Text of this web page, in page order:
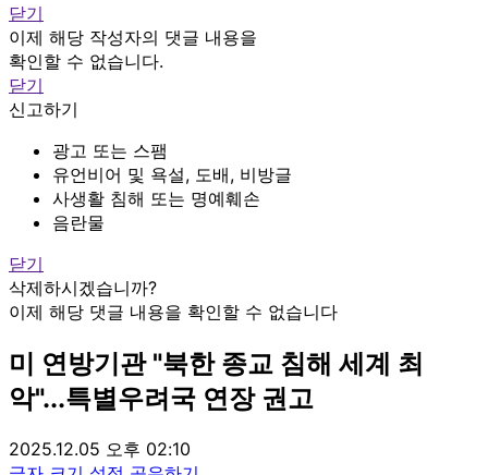
닫기
이제 해당 작성자의 댓글 내용을
확인할 수 없습니다.
닫기
신고하기
광고 또는 스팸
유언비어 및 욕설, 도배, 비방글
사생활 침해 또는 명예훼손
음란물
닫기
삭제하시겠습니까?
이제 해당 댓글 내용을 확인할 수 없습니다
미 연방기관 "북한 종교 침해 세계 최
악"...특별우려국 연장 권고
2025.12.05 오후 02:10